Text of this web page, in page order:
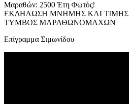
Μαραθών: 2500 Έτη Φωτός!
ΕΚΔΗΛΩΣΗ ΜΝΗΜΗΣ ΚΑΙ ΤΙΜΗΣ
ΤΥΜΒΟΣ ΜΑΡΑΘΩΝΟΜΑΧΩΝ
Επίγραμμα Σιμωνίδου